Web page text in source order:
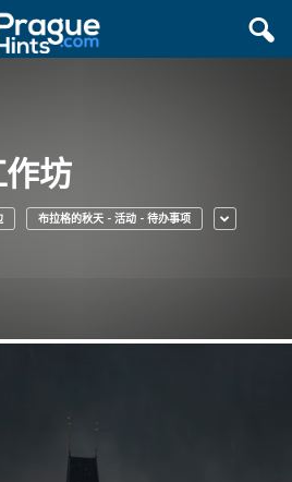
坊
布拉格的秋天 - 活动 - 待办事项